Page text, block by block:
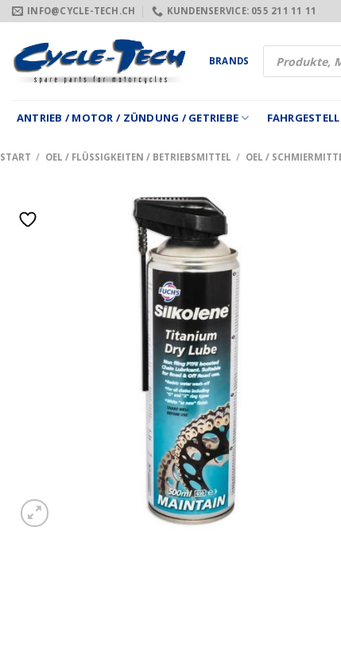
Zum
Inhalt
springen
INFO@CYCLE-TECH.CH KUNDENSERVICE: 055 211 11 11
BRANDS
Products
search
ANTRIEB / MOTOR / ZÜNDUNG / GETRIEBE
START / OEL / FLÜSSIGKEITEN / BETRIEBSMITTEL / OEL /